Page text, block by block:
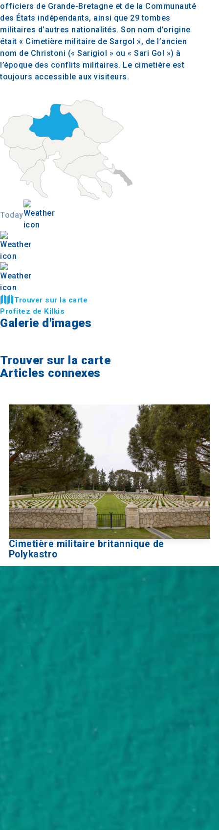
officiers de Grande-Bretagne et de la Communauté
des États indépendants, ainsi que 29 tombes
militaires d’autres nationalités. Son nom d’origine
était « Cimetière militaire de Sargol », de l’ancien
nom de Christoni (« Sarigiol » ou « Sari Gol ») à
l’époque des conflits militaires. Le cimetière est
toujours accessible aux visiteurs.
Today
Trouver sur la carte
Profitez de Kilkis
Galerie d'images
Trouver sur la carte
Articles connexes
Cimetière militaire britannique de
Polykastro